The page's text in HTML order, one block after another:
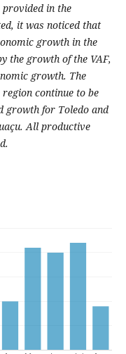
in the
it was noticed that
growth in the
the growth of the VAF,
growth. The
continue to be
growth for Toledo and
All productive